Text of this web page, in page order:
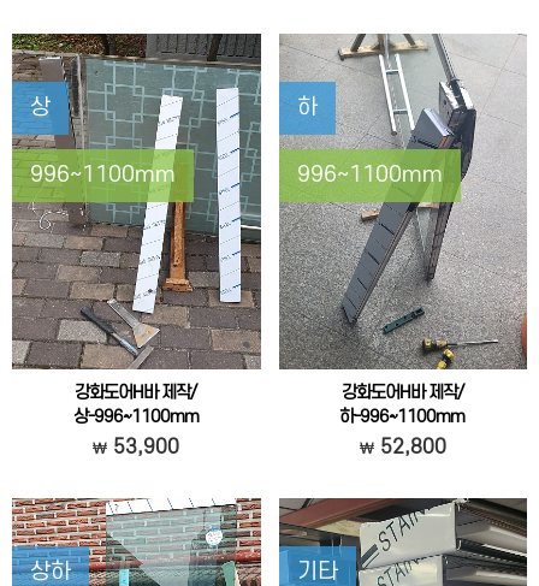
상
996~1100mm
강화도어H바 제작/
상-996~1100mm
스텐레스+알루미늄보강 제품 (상바) 비규
53,900
하
996~1100mm
강화도어H바 제작/
하-996~1100mm
스텐레스+알루미늄보강 제품 (하바) 비규
52,800
상하 기타